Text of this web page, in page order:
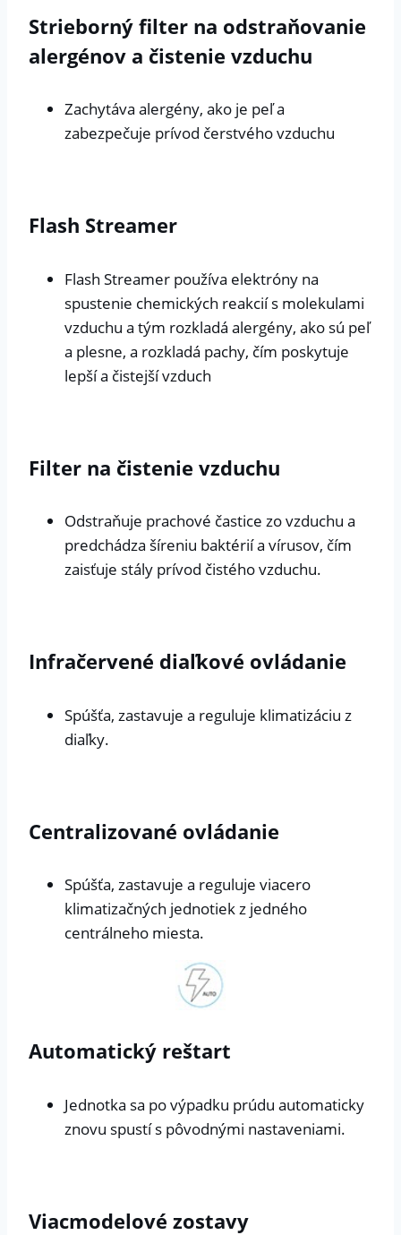
Strieborný filter na odstraňovanie
alergénov a čistenie vzduchu
Zachytáva alergény, ako je peľ a
zabezpečuje prívod čerstvého vzduchu
Flash Streamer
Flash Streamer používa elektróny na
spustenie chemických reakcií s molekulami
vzduchu a tým rozkladá alergény, ako sú peľ
a plesne, a rozkladá pachy, čím poskytuje
lepší a čistejší vzduch
Filter na čistenie vzduchu
Odstraňuje prachové častice zo vzduchu a
predchádza šíreniu baktérií a vírusov, čím
zaisťuje stály prívod čistého vzduchu.
Infračervené diaľkové ovládanie
Spúšťa, zastavuje a reguluje klimatizáciu z
diaľky.
Centralizované ovládanie
Spúšťa, zastavuje a reguluje viacero
klimatizačných jednotiek z jedného
centrálneho miesta.
Automatický reštart
Jednotka sa po výpadku prúdu automaticky
znovu spustí s pôvodnými nastaveniami.
Viacmodelové zostavy